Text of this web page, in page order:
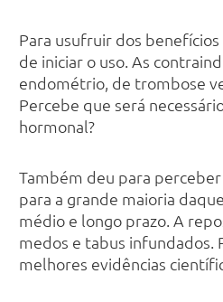
Para usufruir dos
de iniciar o uso. As
endométrio, de trombose
Percebe que será
hormonal?
Também deu para
para a grande maioria
médio e longo prazo. A
medos e tabus infundados.
melhores evidências